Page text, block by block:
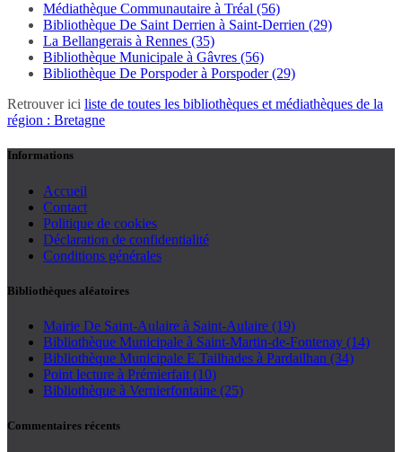
Médiathèque Communautaire à Tréal (56)
Bibliothèque De Saint Derrien à Saint-Derrien (29)
La Bellangerais à Rennes (35)
Bibliothèque Municipale à Gâvres (56)
Bibliothèque De Porspoder à Porspoder (29)
Retrouver ici liste de toutes les bibliothèques et médiathèques de la
région : Bretagne
Informations
Accueil
Contact
Politique de cookies
Déclaration de confidentialité
Conditions générales
Bibliothèques aléatoires
Mairie De Saint-Aulaire à Saint-Aulaire (19)
Bibliothèque Municipale à Saint-Martin-de-Fontenay (14)
Bibliothèque Municipale E.Tailhades à Pardailhan (34)
Point lecture à Prémierfait (10)
Bibliothèque à Vernierfontaine (25)
Commentaires récents